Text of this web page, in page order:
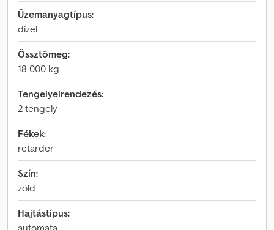
Üzemanyagtípus:
dízel
Össztömeg:
18 000 kg
Tengelyelrendezés:
2 tengely
Fékek:
retarder
Szín:
zöld
Hajtástípus:
automata